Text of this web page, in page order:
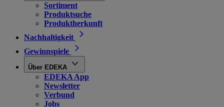
Sortiment
Produktsuche
Produktherkunft
Nachhaltigkeit
Gewinnspiele
Über EDEKA
EDEKA App
Newsletter
Verbund
Jobs